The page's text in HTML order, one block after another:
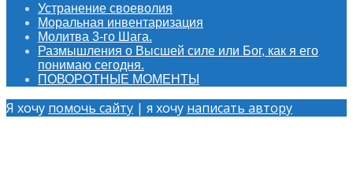
Устранение своеволия
Моральная инвентаризация
Молитва 3-го Шага.
Размышления о Высшей силе или Бог, как я его
понимаю сегодня.
ПОВОРОТНЫЕ МОМЕНТЫ
Я хочу помочь сайту | я хочу написать автору